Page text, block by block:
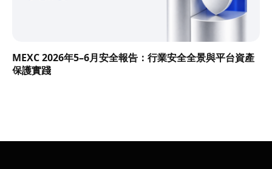
MEXC 2026年5–6月安全報告：行業安全全景與平台資產
保護實踐